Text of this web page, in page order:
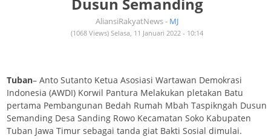
AliansiRakyatNews - MJ
(1068 Views) Selasa, 11 Januari 2022 - 10:14
Tuban– Anto Sutanto Ketua Asosiasi Wartawan Demokrasi
Indonesia (AWDI) Korwil Pantura Melakukan pletakan Batu
pertama Pembangunan Bedah Rumah Mbah Taspikngah Dusun
Semanding Desa Sanding Rowo Kecamatan Soko Kabupaten
Tuban Jawa Timur sebagai tanda giat Bakti Sosial dimulai.